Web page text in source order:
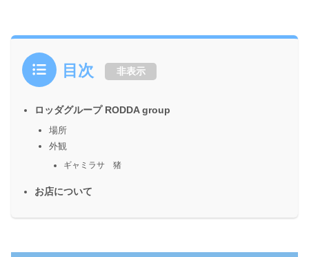
目次 非表示
ロッダグループ RODDA group
場所
外観
ギャミラサ 猪
お店について